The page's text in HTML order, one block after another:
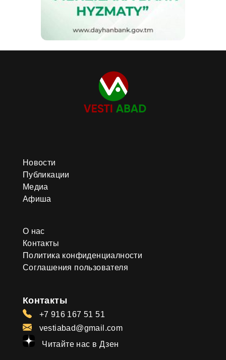
Новости
Публикации
Медиа
Афиша
О нас
Контакты
Политика конфиденциалности
Соглашения пользователя
Контакты
+7 916 167 51 51
vestiabad@gmail.com
Читайте нас в Дзен